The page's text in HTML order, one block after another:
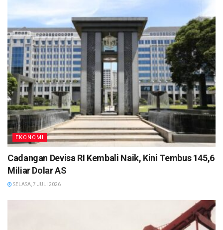
EKONOMI
Cadangan Devisa RI Kembali Naik, Kini Tembus 145,6
Miliar Dolar AS
SELASA, 7 JULI 2026